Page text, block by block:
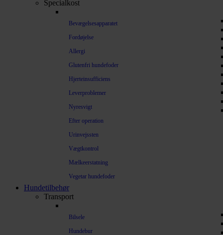
Specialkost
Bevægelsesapparatet
Fordøjelse
Allergi
Glutenfri hundefoder
Hjerteinsufficiens
Leverproblemer
Nyresvigt
Efter operation
Urinvejssten
Vægtkontrol
Mælkeerstatning
Vegetar hundefoder
Hundetilbehør
Transport
Bilsele
Hundebur